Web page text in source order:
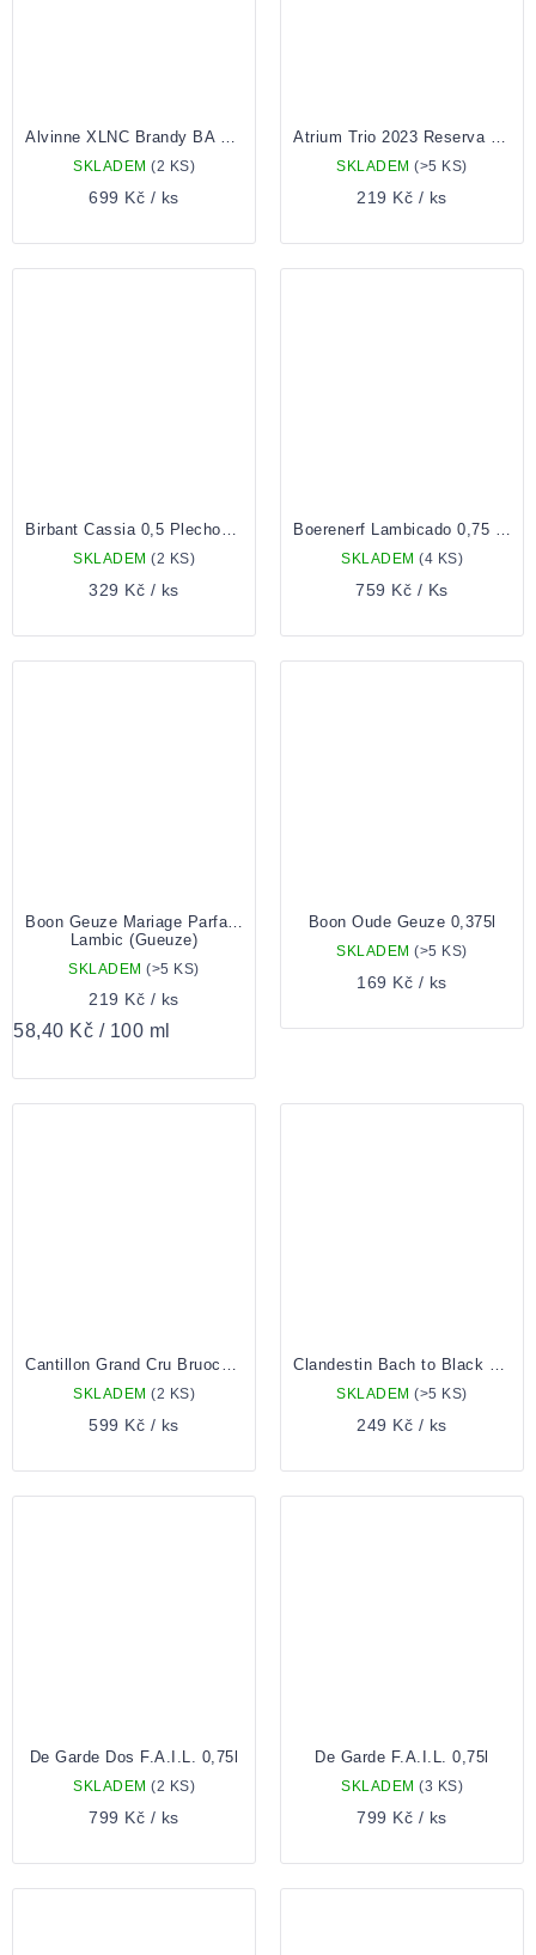
Alvinne XLNC Brandy BA Moscatel BA 2021 0,75 Lahev
SKLADEM (2 KS)
699 Kč / ks
Atrium Trio 2023 Reserva 0,33 Lahev
SKLADEM(>5 KS)
219 Kč / ks
Birbant Cassia 0,5 Plechovka
SKLADEM (2 KS)
329 Kč / ks
Boerenerf Lambicado 0,75 Lahev
SKLADEM (4 KS)
759 Kč / Ks
Boon Geuze Mariage Parfait 0,375l
Lambic (Gueuze)
SKLADEM(>5 KS)
219 Kč / ks
Měrná
58,40 Kč / 100 ml
Boon Oude Geuze 0,375l
SKLADEM(>5 KS)
169 Kč / ks
Cantillon Grand Cru Bruocsella 0,75l
SKLADEM (2 KS)
599 Kč / ks
Clandestin Bach to Black 0.33 lahev
SKLADEM(>5 KS)
249 Kč / ks
De Garde Dos F.A.I.L. 0,75l
SKLADEM (2 KS)
799 Kč / ks
De Garde F.A.I.L. 0,75l
SKLADEM (3 KS)
799 Kč / ks